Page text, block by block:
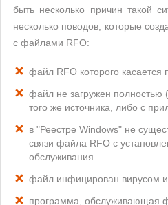
быть несколько причин такой
несколько поводов, которые
с файлами RFO:
файл RFO которого
файл не загружен полностью
того же источника, либо с
в "Реестре Windows" не
связи файла RFO с
обслуживания
файл инфицирован вирусом
программа, обслуживающая